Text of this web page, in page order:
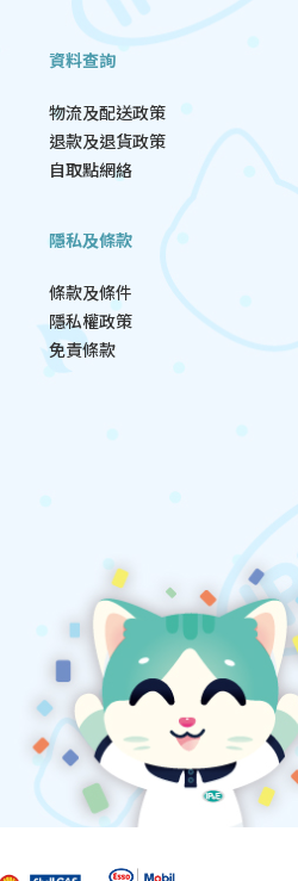
資料查詢
物流及配送政策
退款及退貨政策
自取點網絡
隱私及條款
條款及條件
隱私權政策
免責條款